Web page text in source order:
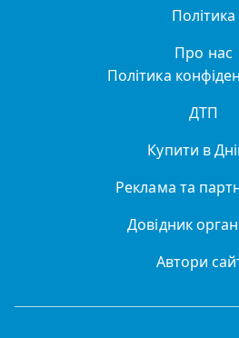
Політика
Про нас
Політика
ДТП
Купити в
Реклама та
Довідник
Автори